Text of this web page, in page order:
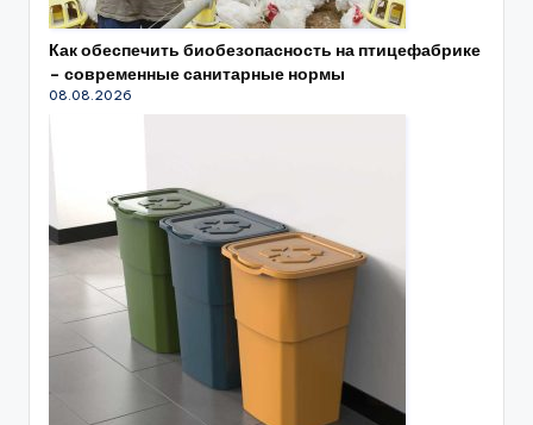
Как обеспечить биобезопасность на птицефабрике
– современные санитарные нормы
08.08.2026